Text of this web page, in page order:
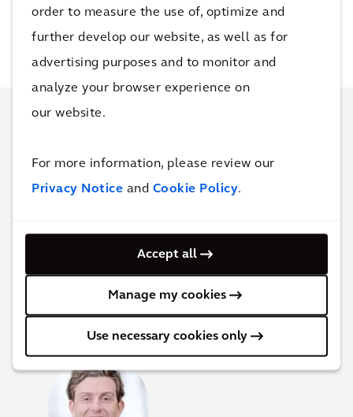
order to measure the use of, optimize and
further develop our website, as well as for
advertising purposes and to monitor and
analyze your browser experience on
our website.
For more information, please review our
Privacy Notice and Cookie Policy.
Accept all
Manage my cookies
Use necessary cookies only
projeto
a melhorar a qualidade de vida no seu
negócio.